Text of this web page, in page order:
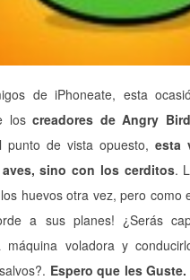
de iPhoneate, esta
loscreadores de Angry Bird
punto de vista opuesto, esta
sino con los cerditos.
huevos otra vez, pero como
a sus planes! ¿Serás
máquina voladora y
Espero que les